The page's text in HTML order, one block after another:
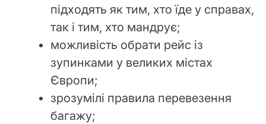
підходять як тим, хто їде у справах,
так і тим, хто мандрує;
можливість обрати рейс із
зупинками у великих містах
Європи;
зрозумілі правила перевезення
багажу;